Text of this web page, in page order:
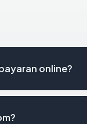
online?